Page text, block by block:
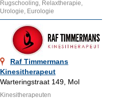
Rugschooling, Relaxtherapie,
Urologie, Eurologie
Raf Timmermans
Kinesitherapeut
Warteringstraat 149, Mol
Kinesitherapeuten